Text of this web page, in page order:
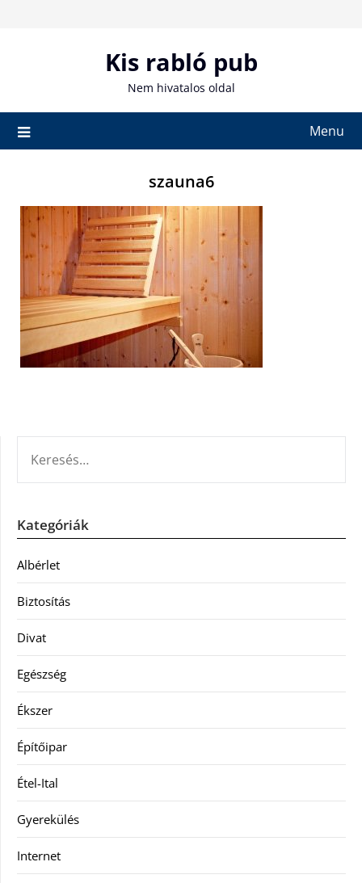
Kis rabló pub
Nem hivatalos oldal
Menu
szauna6
Kategóriák
Albérlet
Biztosítás
Divat
Egészség
Ékszer
Építőipar
Étel-Ital
Gyerekülés
Internet